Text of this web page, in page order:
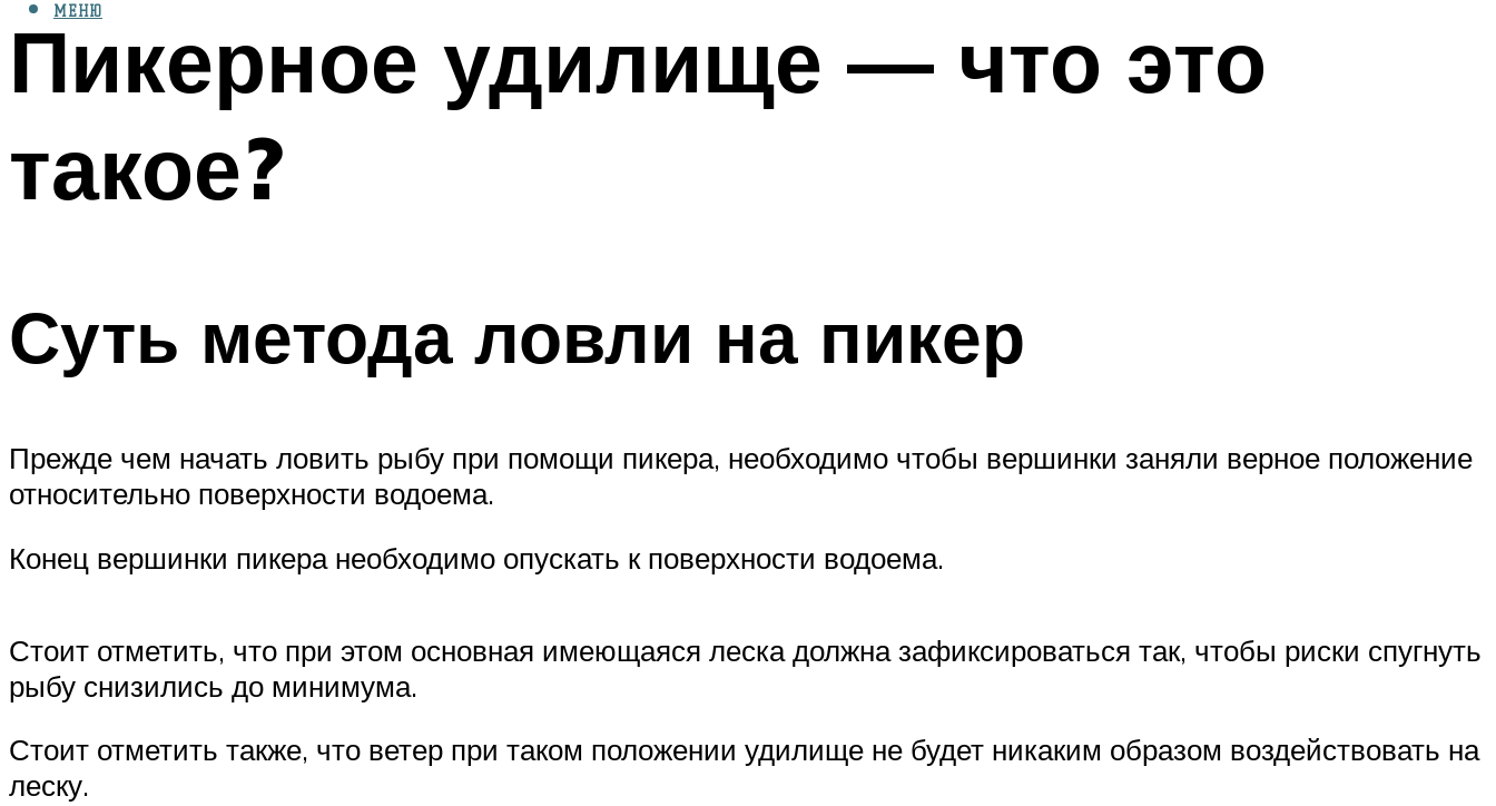
МЕНЮ
Пикерное удилище — что это
такое?
Суть метода ловли на пикер
Прежде чем начать ловить рыбу при помощи пикера, необходимо чтобы вершинки заняли верное положение
относительно поверхности водоема.
Конец вершинки пикера необходимо опускать к поверхности водоема.
Стоит отметить, что при этом основная имеющаяся леска должна зафиксироваться так, чтобы риски спугнуть
рыбу снизились до минимума.
Стоит отметить также, что ветер при таком положении удилище не будет никаким образом воздействовать на
леску.